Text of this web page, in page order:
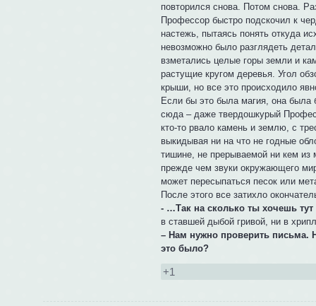
повторился снова. Потом снова.
Профессор быстро подскочил к
настежь, пытаясь понять откуда
невозможно было разглядеть
взметались целые горы земли и
растущие кругом деревья. Угол
крыши, но все это происходило
Если бы это была магия, она была
сюда – даже твердошкурый
кто-то рвало камень и землю, с
выкидывая ни на что не годные
тишине, не прерываемой ни кем
прежде чем звуки окружающего
может пересыпаться песок или
После этого все затихло
- …Так на сколько ты хочешь тут
в ставшей дыбой гривой, ни в
– Нам нужно проверить
это было?
+1